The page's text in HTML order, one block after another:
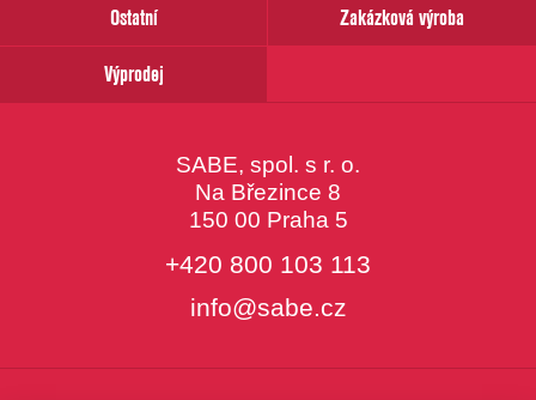
Ostatní
Zakázková výroba
Výprodej
SABE, spol. s r. o.
Na Březince 8
150 00 Praha 5
+420 800 103 113
info@sabe.cz